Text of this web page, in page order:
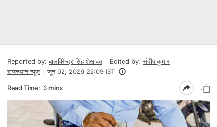
Reported by: बालविरेन्द्र सिंह शेखावत Edited by: संदीप कुमार
राजस्थान न्यूज़
जून 02, 2026 22:09 IST
Read Time: 3 mins